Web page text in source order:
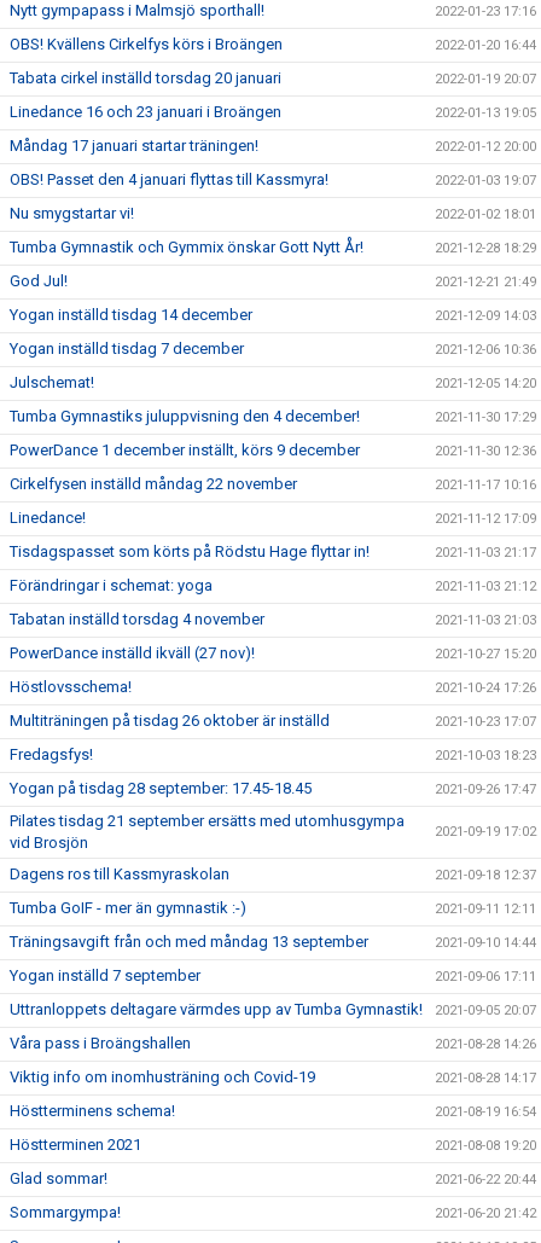
Nytt gympapass i Malmsjö sporthall! 2022-01-23 17:16
OBS! Kvällens Cirkelfys körs i Broängen 2022-01-20 16:44
Tabata cirkel inställd torsdag 20 januari 2022-01-19 20:07
Linedance 16 och 23 januari i Broängen 2022-01-13 19:05
Måndag 17 januari startar träningen! 2022-01-12 20:00
OBS! Passet den 4 januari flyttas till Kassmyra! 2022-01-03 19:07
Nu smygstartar vi! 2022-01-02 18:01
Tumba Gymnastik och Gymmix önskar Gott Nytt År! 2021-12-28 18:29
God Jul! 2021-12-21 21:49
Yogan inställd tisdag 14 december 2021-12-09 14:03
Yogan inställd tisdag 7 december 2021-12-06 10:36
Julschemat! 2021-12-05 14:20
Tumba Gymnastiks juluppvisning den 4 december! 2021-11-30 17:29
PowerDance 1 december inställt, körs 9 december 2021-11-30 12:36
Cirkelfysen inställd måndag 22 november 2021-11-17 10:16
Linedance! 2021-11-12 17:09
Tisdagspasset som körts på Rödstu Hage flyttar in! 2021-11-03 21:17
Förändringar i schemat: yoga 2021-11-03 21:12
Tabatan inställd torsdag 4 november 2021-11-03 21:03
PowerDance inställd ikväll (27 nov)! 2021-10-27 15:20
Höstlovsschema! 2021-10-24 17:26
Multiträningen på tisdag 26 oktober är inställd 2021-10-23 17:07
Fredagsfys! 2021-10-03 18:23
Yogan på tisdag 28 september: 17.45-18.45 2021-09-26 17:47
Pilates tisdag 21 september ersätts med utomhusgympa
vid Brosjön
2021-09-19 17:02
Dagens ros till Kassmyraskolan 2021-09-18 12:37
Tumba GoIF - mer än gymnastik :-) 2021-09-11 12:11
Träningsavgift från och med måndag 13 september 2021-09-10 14:44
Yogan inställd 7 september 2021-09-06 17:11
Uttranloppets deltagare värmdes upp av Tumba Gymnastik! 2021-09-05 20:07
Våra pass i Broängshallen 2021-08-28 14:26
Viktig info om inomhusträning och Covid-19 2021-08-28 14:17
Höstterminens schema! 2021-08-19 16:54
Höstterminen 2021 2021-08-08 19:20
Glad sommar! 2021-06-22 20:44
Sommargympa! 2021-06-20 21:42